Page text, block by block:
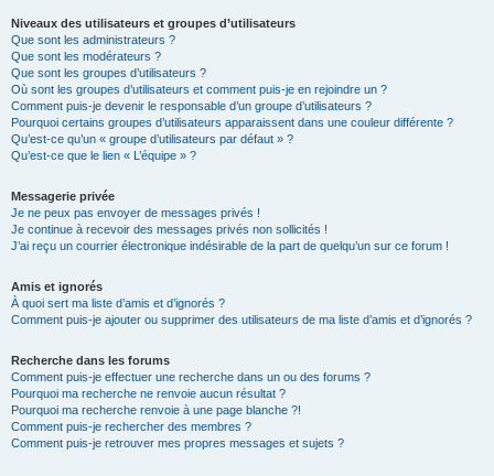
Niveaux des utilisateurs et groupes d’utilisateurs
Que sont les administrateurs ?
Que sont les modérateurs ?
Que sont les groupes d’utilisateurs ?
Où sont les groupes d’utilisateurs et comment puis-je en rejoindre un ?
Comment puis-je devenir le responsable d’un groupe d’utilisateurs ?
Pourquoi certains groupes d’utilisateurs apparaissent dans une couleur différente ?
Qu’est-ce qu’un « groupe d’utilisateurs par défaut » ?
Qu’est-ce que le lien « L’équipe » ?
Messagerie privée
Je ne peux pas envoyer de messages privés !
Je continue à recevoir des messages privés non sollicités !
J’ai reçu un courrier électronique indésirable de la part de quelqu’un sur ce forum !
Amis et ignorés
À quoi sert ma liste d’amis et d’ignorés ?
Comment puis-je ajouter ou supprimer des utilisateurs de ma liste d’amis et d’ignorés ?
Recherche dans les forums
Comment puis-je effectuer une recherche dans un ou des forums ?
Pourquoi ma recherche ne renvoie aucun résultat ?
Pourquoi ma recherche renvoie à une page blanche ?!
Comment puis-je rechercher des membres ?
Comment puis-je retrouver mes propres messages et sujets ?